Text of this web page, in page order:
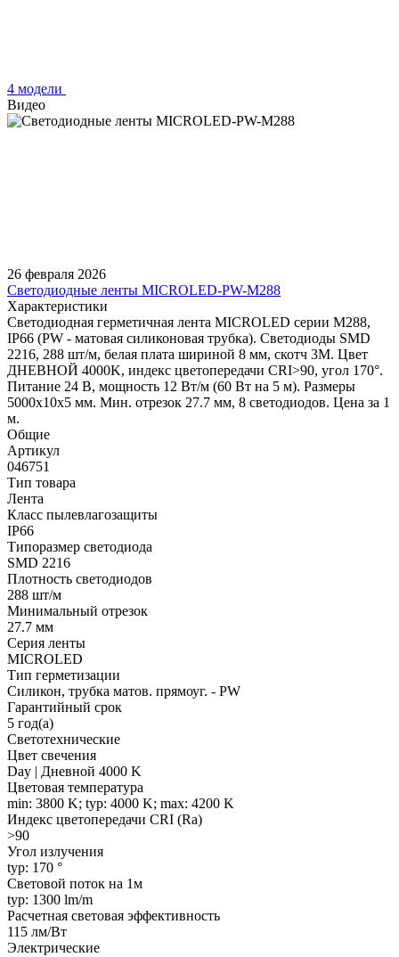
4 модели
Видео
26 февраля 2026
Светодиодные ленты MICROLED-PW-M288
Характеристики
Светодиодная герметичная лента MICROLED серии M288,
IP66 (PW - матовая силиконовая трубка). Светодиоды SMD
2216, 288 шт/м, белая плата шириной 8 мм, скотч 3M. Цвет
ДНЕВНОЙ 4000K, индекс цветопередачи CRI>90, угол 170°.
Питание 24 В, мощность 12 Вт/м (60 Вт на 5 м). Размеры
5000x10x5 мм. Мин. отрезок 27.7 мм, 8 светодиодов. Цена за 1
м.
Общие
Артикул
046751
Тип товара
Лента
Класс пылевлагозащиты
IP66
Типоразмер светодиода
SMD 2216
Плотность светодиодов
288 шт/м
Минимальный отрезок
27.7 мм
Серия ленты
MICROLED
Тип герметизации
Силикон, трубка матов. прямоуг. - PW
Гарантийный срок
5 год(а)
Светотехнические
Цвет свечения
Day | Дневной 4000 K
Цветовая температура
min: 3800 K; typ: 4000 K; max: 4200 K
Индекс цветопередачи CRI (Ra)
>90
Угол излучения
typ: 170 °
Световой поток на 1м
typ: 1300 lm/m
Расчетная световая эффективность
115 лм/Вт
Электрические